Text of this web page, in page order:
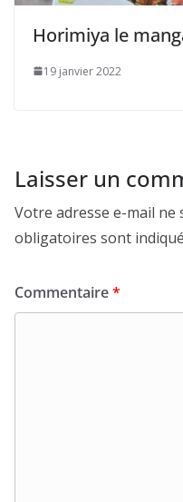
Horimiya le
19 janvier 2022
Laisser un
Votre adresse e-mail ne
obligatoires sont
Commentaire*